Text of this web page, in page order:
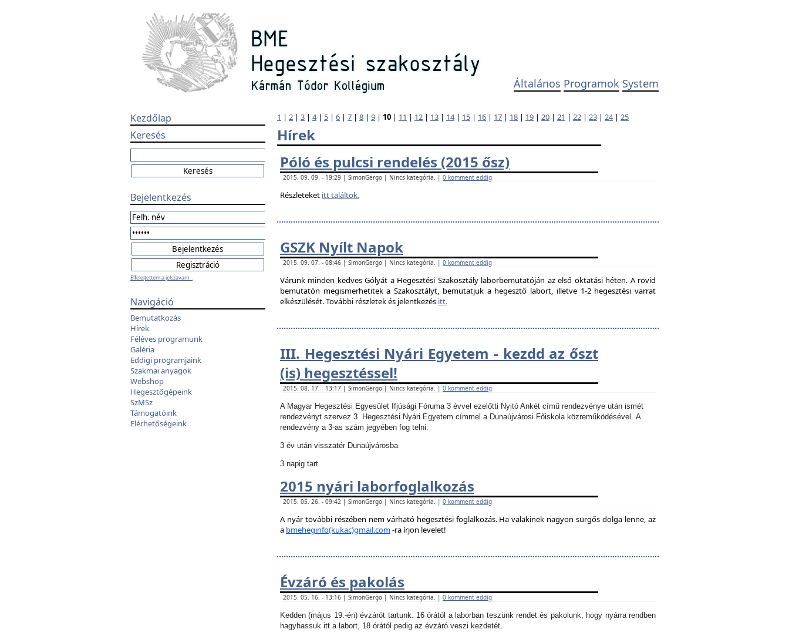
Általános Programok System
Kezdőlap
Keresés
Bejelentkezés
Elfelejtettem a jelszavam...
Navigáció
Bemutatkozás
Hírek
Féléves programunk
Galéria
Eddigi programjaink
Szakmai anyagok
Webshop
Hegesztőgépeink
SzMSz
Támogatóink
Elérhetőségeink
1 | 2 | 3 | 4| 5 | 6 | 7 | 8 | 9 | 10 | 11 | 12 | 13 | 14| 15 | 16 | 17 | 18 | 19 | 20 | 21 | 22 | 23 | 24| 25
Hírek
Póló és pulcsi rendelés (2015 ősz)
2015. 09. 09. - 19:29 | SimonGergo | Nincs kategória. | 0 komment eddig
Részleteket itt találtok.
GSZK Nyílt Napok
2015. 09. 07. - 08:46 | SimonGergo | Nincs kategória. | 0 komment eddig
Várunk minden kedves Gólyát a Hegesztési Szakosztály laborbemutatóján az első oktatási héten. A rövid
bemutatón megismerhetitek a Szakosztályt, bemutatjuk a hegesztő labort, illetve 1-2 hegesztési varrat
elkészülését. További részletek és jelentkezés itt.
III. Hegesztési Nyári Egyetem - kezdd az őszt
(is) hegesztéssel!
2015. 08. 17. - 13:17 | SimonGergo | Nincs kategória. | 0 komment eddig
A Magyar Hegesztési Egyesület Ifjúsági Fóruma 3 évvel ezelőtti Nyitó Ankét című rendezvénye után ismét
rendezvényt szervez 3. Hegesztési Nyári Egyetem címmel a Dunaújvárosi Főiskola közreműködésével. A
rendezvény a 3-as szám jegyében fog telni:
3 év után visszatér Dunaújvárosba
3 napig tart
2015 nyári laborfoglalkozás
2015. 05. 26. - 09:42 | SimonGergo | Nincs kategória. | 0 komment eddig
A nyár további részében nem várható hegesztési foglalkozás. Ha valakinek nagyon sürgős dolga lenne, az
a bmeheginfo(kukac)gmail.com-ra írjon levelet!
Évzáró és pakolás
2015. 05. 16. - 13:16 | SimonGergo | Nincs kategória. | 0 komment eddig
Kedden (május 19.-én) évzárót tartunk. 16 órától a laborban teszünk rendet és pakolunk, hogy nyárra rendben
hagyhassuk itt a labort, 18 órától pedig az évzáró veszi kezdetét.